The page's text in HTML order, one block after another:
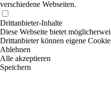
verschiedene Webseiten.
Drittanbieter-Inhalte
Diese Webseite bietet
Drittanbieter können eigene
Ablehnen
Alle akzeptieren
Speichern